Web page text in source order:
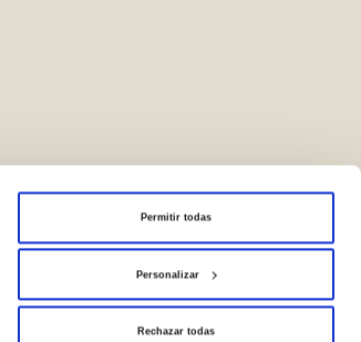
Permitir todas
Personalizar
Rechazar todas